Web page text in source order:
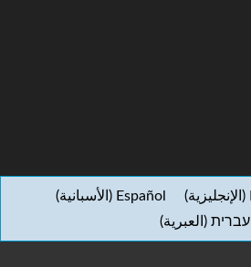
( الإنجليزية)
Español
( الأسبانية)
עברית ( العبرية)